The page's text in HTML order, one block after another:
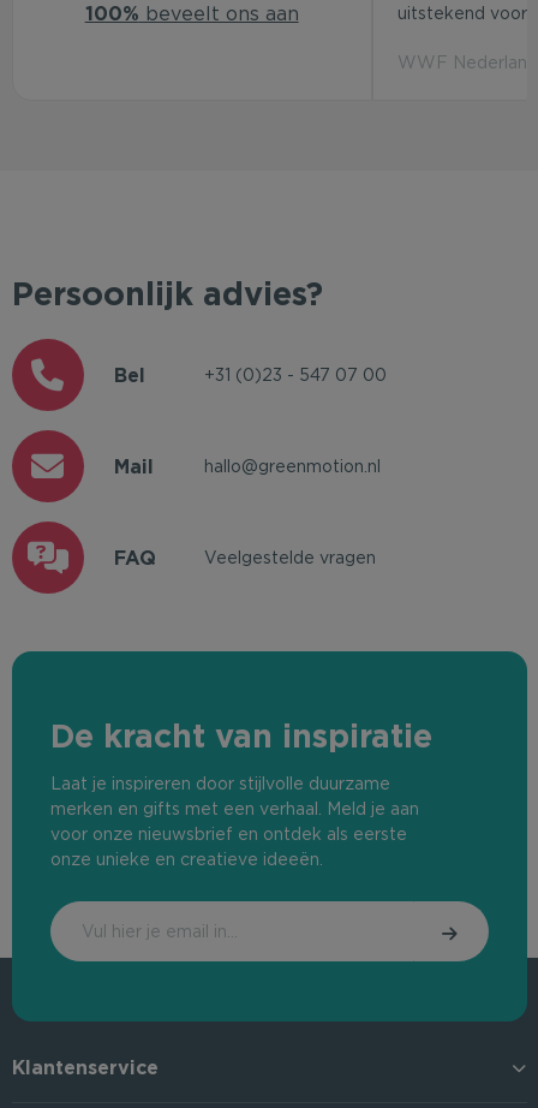
100% beveelt ons aan
uitstekend voor
WWF
Persoonlijk advies?
Bel +31 (0)23 - 547 07 00
Mail hallo@greenmotion.nl
FAQ Veelgestelde vragen
De kracht van inspiratie
Laat je inspireren door stijlvolle duurzame
merken en gifts met een verhaal. Meld je aan
voor onze nieuwsbrief en ontdek als eerste
onze unieke en creatieve ideeën.
Klantenservice